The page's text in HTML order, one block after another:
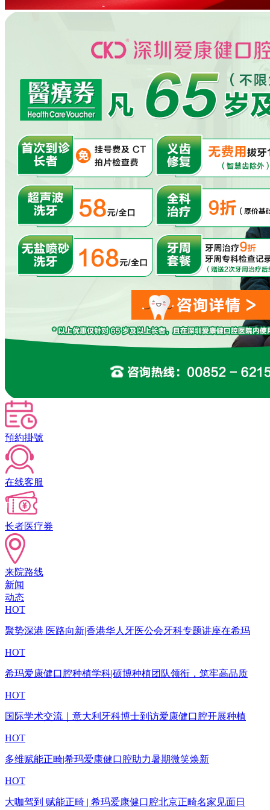
預約掛號
在线客服
长者医疗券
来院路线
新闻
动态
HOT
聚势深港 医路向新|香港华人牙医公会牙科专题讲座在希玛
HOT
希玛爱康健口腔种植学科|硕博种植团队领衔，筑牢高品质
HOT
国际学术交流｜意大利牙科博士到访爱康健口腔开展种植
HOT
多维赋能正畸|希玛爱康健口腔助力暑期微笑焕新
HOT
大咖驾到 赋能正畸 | 希玛爱康健口腔北京正畸名家见面日